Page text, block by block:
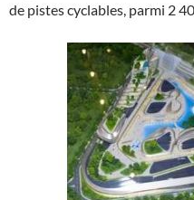
de pistes cyclables, parmi 2